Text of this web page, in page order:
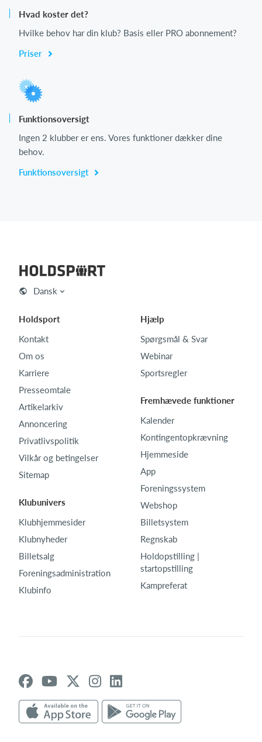
Hvad koster det?
Hvilke behov har din klub? Basis eller PRO abonnement?
Priser
Funktionsoversigt
Ingen 2 klubber er ens. Vores funktioner dækker dine
behov.
Funktionsoversigt
Dansk
Holdsport
Kontakt
Om os
Karriere
Presseomtale
Artikelarkiv
Annoncering
Privatlivspolitik
Vilkår og betingelser
Sitemap
Klubunivers
Klubhjemmesider
Klubnyheder
Billetsalg
Foreningsadministration
Klubinfo
Hjælp
Spørgsmål & Svar
Webinar
Sportsregler
Fremhævede funktioner
Kalender
Kontingentopkrævning
Hjemmeside
App
Foreningssystem
Webshop
Billetsystem
Regnskab
Holdopstilling |
startopstilling
Kampreferat